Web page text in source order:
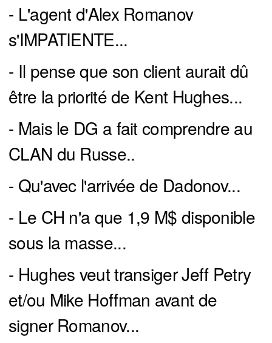
- L'agent d'Alex Romanov
s'IMPATIENTE...
- Il pense que son client aurait dû
être la priorité de Kent Hughes...
- Mais le DG a fait comprendre au
CLAN du Russe..
- Qu'avec l'arrivée de Dadonov...
- Le CH n'a que 1,9 M$ disponible
sous la masse...
- Hughes veut transiger Jeff Petry
et/ou Mike Hoffman avant de
signer Romanov...